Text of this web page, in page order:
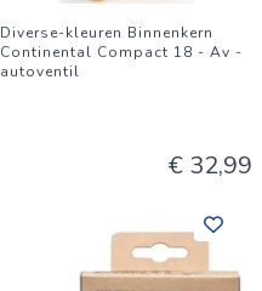
Diverse-kleuren Binnenkern
Continental Compact 18 - Av -
autoventil
€ 32,99